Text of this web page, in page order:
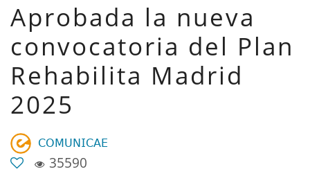
Aprobada la nueva
convocatoria del Plan
Rehabilita Madrid
2025
𝖢𝖮𝖬𝖴𝖭𝖨𝖢𝖠𝖤
35590